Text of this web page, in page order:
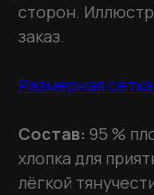
сторон.
заказ.
Размерная сетка
Состав: 95 %
хлопка для
лёгкой